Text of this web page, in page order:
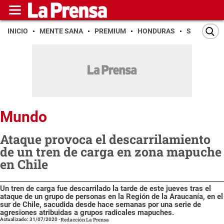
INICIO MENTE SANA PREMIUM HONDURAS SAN PEDRO
Mundo
Ataque provoca el descarrilamiento
de un tren de carga en zona mapuche
en Chile
Un tren de carga fue descarrilado la tarde de este jueves tras el
ataque de un grupo de personas en la Región de la Araucanía, en el
sur de Chile, sacudida desde hace semanas por una serie de
agresiones atribuidas a grupos radicales mapuches.
Actualizado: 31/07/2020-Redacción La Prensa